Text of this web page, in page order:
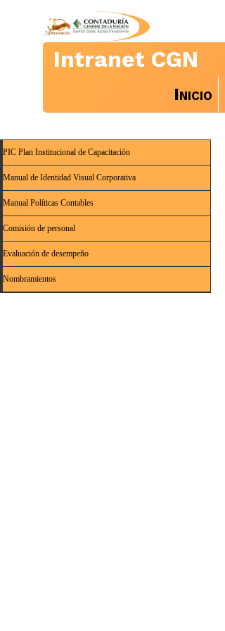
Intranet CGN
Inicio
PIC Plan Institucional de Capacitación
Manual de Identidad Visual Corporativa
Manual Políticas Contables
Comisión de personal
Evaluación de desempeño
Nombramientos